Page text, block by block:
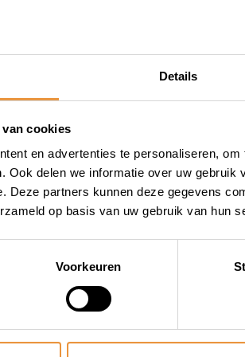
Details
cookies
en advertenties te personaliseren,
Ook delen we informatie over uw
Deze partners kunnen deze gegevens
op basis van uw gebruik van hun
Voorkeuren
stevige constructie en
en blijft het zijn
Of je
maakt, met dit
bescherming.
met veiligheid en
gebied van ART
Ons uitgebreide
veilig voertuig. Met onze
van je aankoop. Als
keuzes kunt maken voor
sloten, alarmsystemen of
adres. We bieden niet
en advies op maat.
om elke klant te